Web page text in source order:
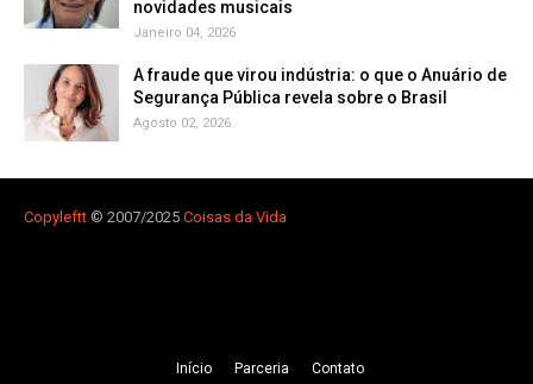
novidades musicais
Janeiro 04, 2026
A fraude que virou indústria: o que o Anuário de
Segurança Pública revela sobre o Brasil
Agosto 02, 2026
Copyleftt © 2007/2025 Coisas da Vida
Iní­cio Parceria Contato